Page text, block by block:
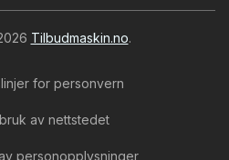
Tilbudmaskin.no.
for personvern
av nettstedet
personopplysninger